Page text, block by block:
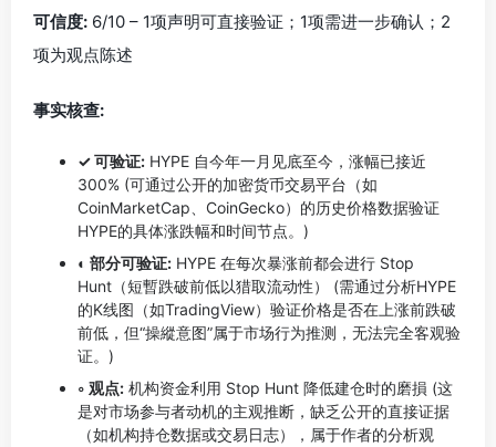
可信度: 6/10 – 1项声明可直接验证；1项需进一步确认；2
项为观点陈述
事实核查:
✓ 可验证: HYPE 自今年一月见底至今，涨幅已接近
300% (可通过公开的加密货币交易平台（如
CoinMarketCap、CoinGecko）的历史价格数据验证
HYPE的具体涨跌幅和时间节点。)
◐ 部分可验证: HYPE 在每次暴涨前都会进行 Stop
Hunt（短暫跌破前低以猎取流动性） (需通过分析HYPE
的K线图（如TradingView）验证价格是否在上涨前跌破
前低，但“操縱意图”属于市场行为推测，无法完全客观验
证。)
◦ 观点: 机构资金利用 Stop Hunt 降低建仓时的磨損 (这
是对市场参与者动机的主观推断，缺乏公开的直接证据
（如机构持仓数据或交易日志），属于作者的分析观